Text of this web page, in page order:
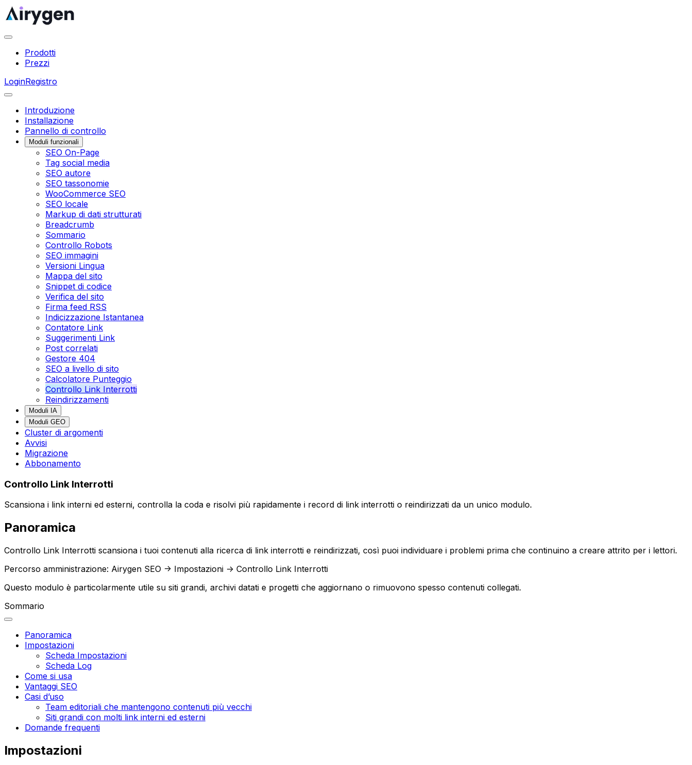
Prodotti
Prezzi
LoginRegistro
Introduzione
Installazione
Pannello di controllo
Moduli funzionali
SEO On-Page
Tag social media
SEO autore
SEO tassonomie
WooCommerce SEO
SEO locale
Markup di dati strutturati
Breadcrumb
Sommario
Controllo Robots
SEO immagini
Versioni Lingua
Mappa del sito
Snippet di codice
Verifica del sito
Firma feed RSS
Indicizzazione Istantanea
Contatore Link
Suggerimenti Link
Post correlati
Gestore 404
SEO a livello di sito
Calcolatore Punteggio
Controllo Link Interrotti
Reindirizzamenti
Moduli IA
Moduli GEO
Cluster di argomenti
Avvisi
Migrazione
Abbonamento
Controllo Link Interrotti
Scansiona i link interni ed esterni, controlla la coda e risolvi più rapidamente i record di link interrotti o reindirizzati da un unico modulo.
Panoramica
Controllo Link Interrotti scansiona i tuoi contenuti alla ricerca di link interrotti e reindirizzati, così puoi individuare i problemi prima che continuino a creare attrito per i lettori.
Percorso amministrazione: Airygen SEO -> Impostazioni -> Controllo Link Interrotti
Questo modulo è particolarmente utile su siti grandi, archivi datati e progetti che aggiornano o rimuovono spesso contenuti collegati.
Sommario
Panoramica
Impostazioni
Scheda Impostazioni
Scheda Log
Come si usa
Vantaggi SEO
Casi d’uso
Team editoriali che mantengono contenuti più vecchi
Siti grandi con molti link interni ed esterni
Domande frequenti
Impostazioni